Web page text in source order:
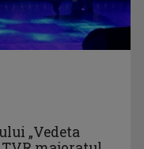
„Vedeta
majoratul